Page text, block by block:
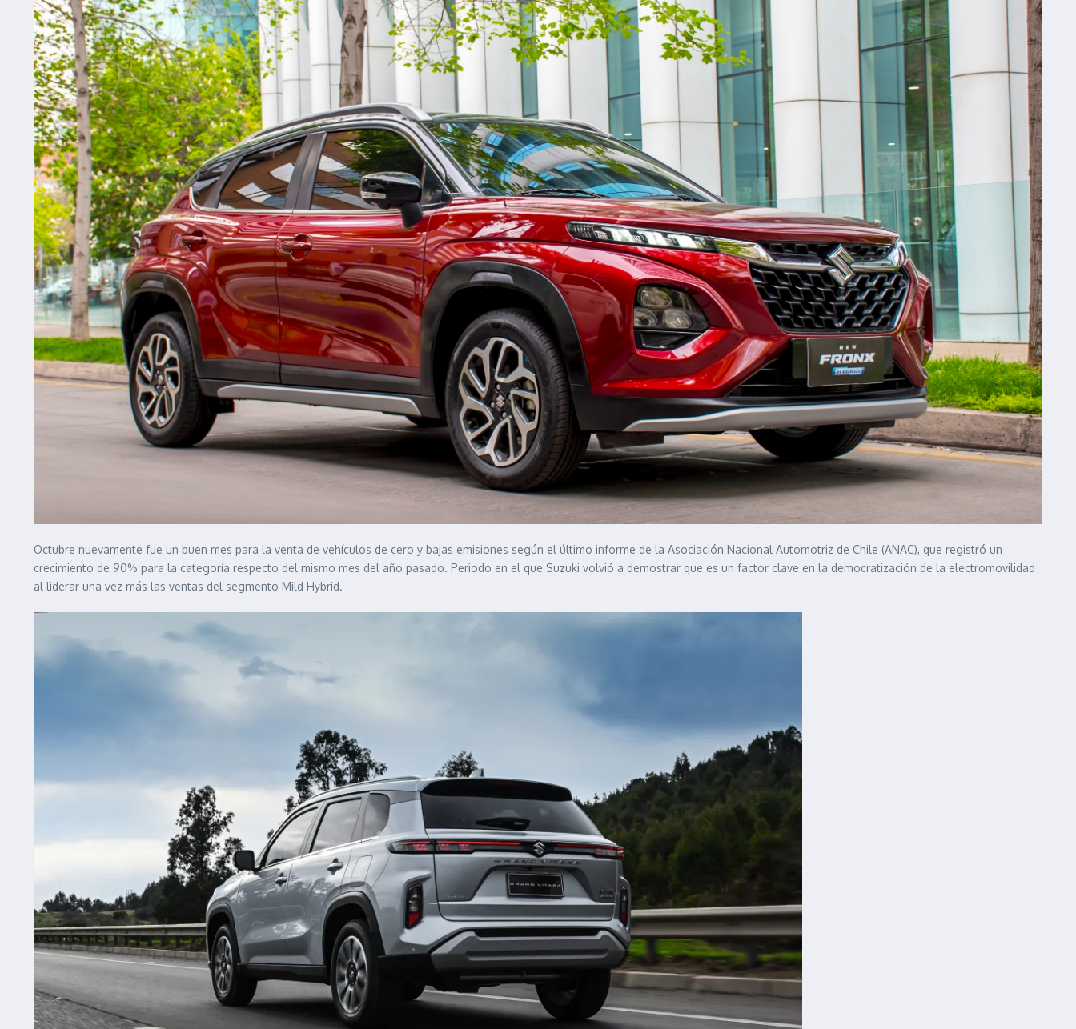
Octubre nuevamente fue un buen mes para la venta de vehículos de cero y bajas emisiones según el último informe de la Asociación Nacional Automotriz de Chile (ANAC), que registró un
crecimiento de 90% para la categoría respecto del mismo mes del año pasado. Periodo en el que Suzuki volvió a demostrar que es un factor clave en la democratización de la electromovilidad
al liderar una vez más las ventas del segmento Mild Hybrid.